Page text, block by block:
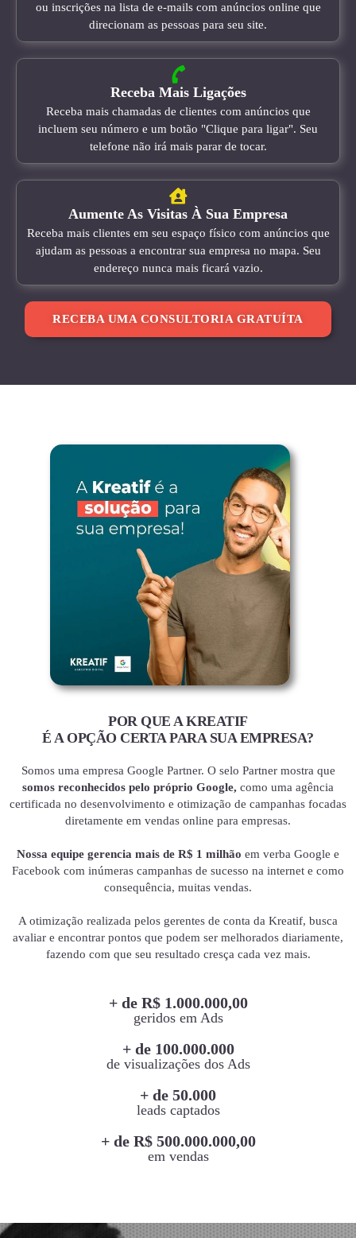
ou inscrições na lista de e-mails com anúncios online que
direcionam as pessoas para seu site.
Receba Mais Ligações
Receba mais chamadas de clientes com anúncios que
incluem seu número e um botão "Clique para ligar". Seu
telefone não irá mais parar de tocar.
Aumente As Visitas À Sua Empresa
Receba mais clientes em seu espaço físico com anúncios que
ajudam as pessoas a encontrar sua empresa no mapa. Seu
endereço nunca mais ficará vazio.
RECEBA UMA CONSULTORIA GRATUÍTA
POR QUE A KREATIF
É A OPÇÃO CERTA PARA SUA EMPRESA?
Somos uma empresa Google Partner. O selo Partner mostra que
somos reconhecidos pelo próprio Google, como uma agência
certificada no desenvolvimento e otimização de campanhas focadas
diretamente em vendas online para empresas.
Nossa equipe gerencia mais de R$ 1 milhão em verba Google e
Facebook com inúmeras campanhas de sucesso na internet e como
consequência, muitas vendas.
A otimização realizada pelos gerentes de conta da Kreatif, busca
avaliar e encontrar pontos que podem ser melhorados diariamente,
fazendo com que seu resultado cresça cada vez mais.
+ de R$ 1.000.000,00
geridos em Ads
+ de 100.000.000
de visualizações dos Ads
+ de 50.000
leads captados
+ de R$ 500.000.000,00
em vendas